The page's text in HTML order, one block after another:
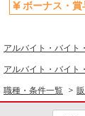
ボーナス・賞
アルバイト・バイト
アルバイト・バイト
職種・条件一覧